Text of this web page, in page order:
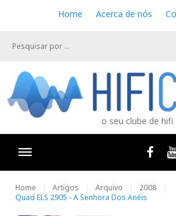
e
Home Acerca de nós
o seu clube de hifi
Home Artigos Arquivo
2008
Quad ELS 2905 - A Senhora Dos Anéis